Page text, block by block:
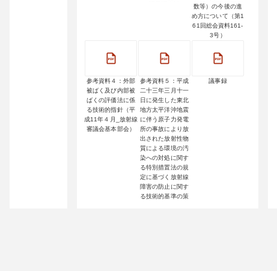
数等）の今後の進
め方について（第1
61回総会資料161-
3号）
参考資料４：外部
被ばく及び内部被
ばくの評価法に係
る技術的指針（平
成11年４月_放射線
審議会基本部会）
参考資料５：平成
二十三年三月十一
日に発生した東北
地方太平洋沖地震
に伴う原子力発電
所の事故により放
出された放射性物
質による環境の汚
染への対処に関す
る特別措置法の規
定に基づく放射線
障害の防止に関す
る技術的基準の策
議事録